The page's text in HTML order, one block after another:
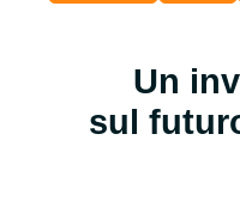
Un
sul